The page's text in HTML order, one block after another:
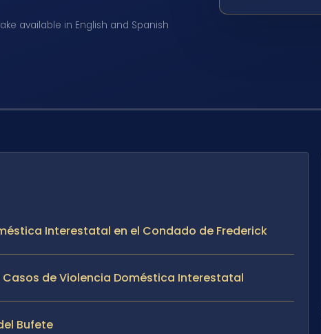
available in English and Spanish
Interestatal en el Condado de Frederick
Casos de Violencia Doméstica Interestatal
Bufete